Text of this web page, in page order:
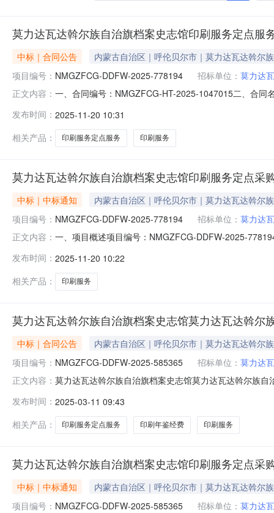
莫力达瓦达斡尔族自治旗档案史志馆印刷服务定点服
中标｜合同公告
内蒙古自治区｜呼伦贝尔市｜莫力达瓦达斡尔
项目编号： NMGZFCG-DDFW-2025-778194 招标单位： 莫力达
正文内容： 一、合同编号：NMGZFCG-HT-2025-1047015二、合同
瓦达斡尔族自治旗政府二号楼档案史志馆联系方式：
发布时间： 2025-11-20 10:31
相关产品：
印刷服务定点服务 印刷服务
莫力达瓦达斡尔族自治旗档案史志馆印刷服务定点采
中标｜中标通知
内蒙古自治区｜呼伦贝尔市｜莫力达瓦达斡尔
项目编号： NMGZFCG-DDFW-2025-778194 招标单位： 莫力达
正文内容： 一、项目概述项目编号：NMGZFCG-DDFW-2025-
号：莫政采计划[2025]00749采购方式：电子卖场（定点
发布时间： 2025-11-20 10:22
相关产品：
印刷服务
莫力达瓦达斡尔族自治旗档案史志馆莫力达瓦达斡
中标｜合同公告
内蒙古自治区｜呼伦贝尔市｜莫力达瓦达斡尔
项目编号： NMGZFCG-DDFW-2025-585365 招标单位： 莫力达
正文内容： 莫力达瓦达斡尔族自治旗档案史志馆莫力达瓦达斡尔族
治旗档案史志馆印刷服务定点采购五、合同主体采购人(
发布时间： 2025-03-11 09:43
相关产品：
印刷服务定点服务 印刷年鉴经费 印刷服务
莫力达瓦达斡尔族自治旗档案史志馆印刷服务定点采
中标｜中标通知
内蒙古自治区｜呼伦贝尔市｜莫力达瓦达斡尔
项目编号： NMGZFCG-DDFW-2025-585365 招标单位： 莫力达